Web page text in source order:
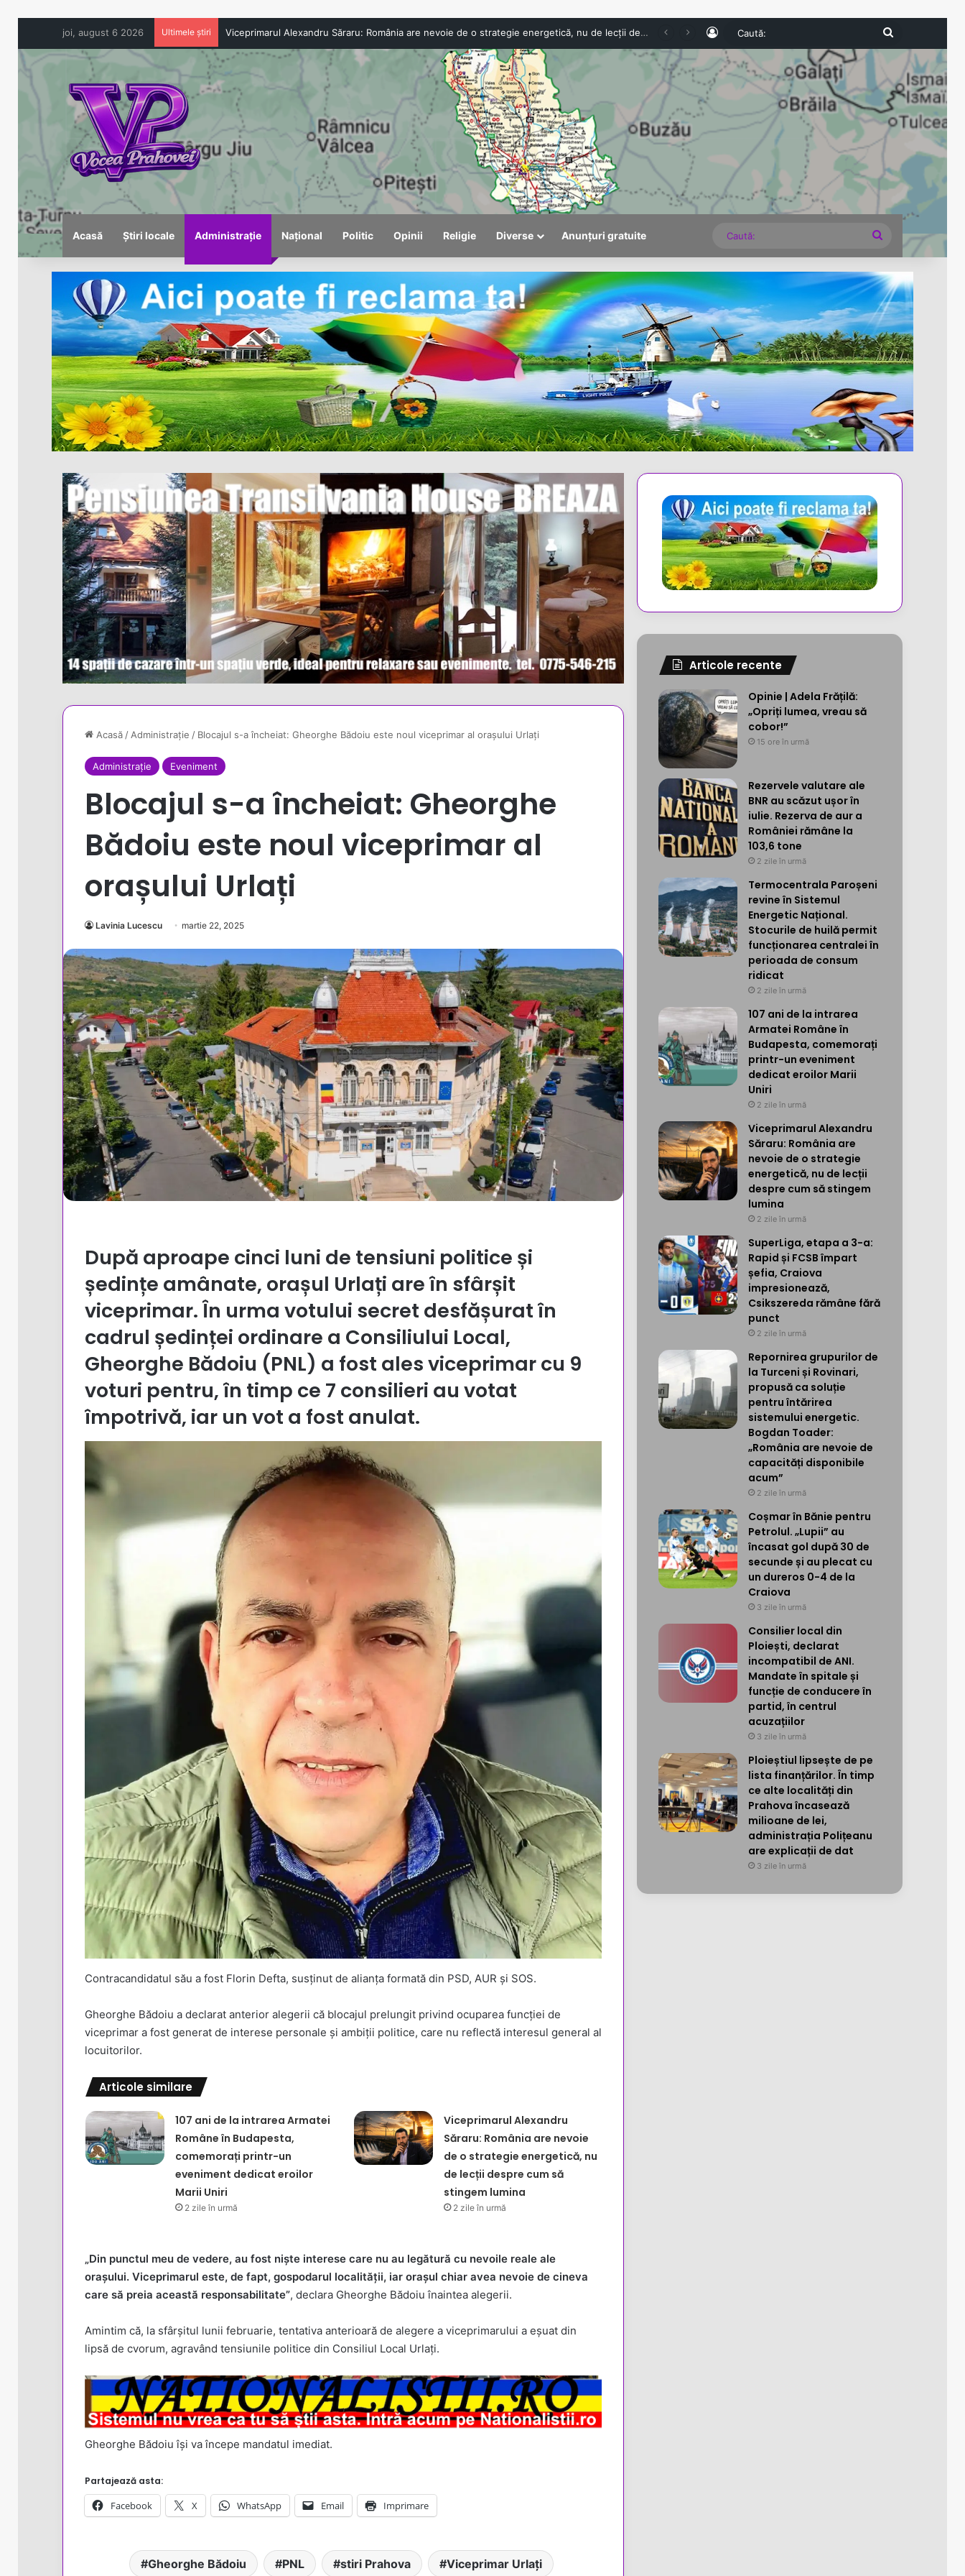
joi, august 6 2026 Ultimele știri Viceprimarul Alexandru Săraru: România are nevoie de o strategie energetică, nu de lecții despre cum să stingem lumina Log In Caută:
Acasă Știri locale Administrație Național Politic Opinii Religie Diverse Anunțuri gratuite Caută:
Acasă/Administrație / Blocajul s-a încheiat: Gheorghe Bădoiu este noul viceprimar al orașului Urlați
Administrație Eveniment
Blocajul s-a încheiat: Gheorghe
Bădoiu este noul viceprimar al
orașului Urlați
Lavinia Lucescu martie 22, 2025
După aproape cinci luni de tensiuni politice și
ședințe amânate, orașul Urlați are în sfârșit
viceprimar. În urma votului secret desfășurat în
cadrul ședinței ordinare a Consiliului Local,
Gheorghe Bădoiu (PNL) a fost ales viceprimar cu 9
voturi pentru, în timp ce 7 consilieri au votat
împotrivă, iar un vot a fost anulat.
Contracandidatul său a fost Florin Defta, susținut de alianța formată din PSD, AUR și SOS.
Gheorghe Bădoiu a declarat anterior alegerii că blocajul prelungit privind ocuparea funcției de
viceprimar a fost generat de interese personale și ambiții politice, care nu reflectă interesul general al
locuitorilor.
Articole similare
107 ani de la intrarea Armatei
Române în Budapesta,
comemorați printr-un
eveniment dedicat eroilor
Marii Uniri
2 zile în urmă
Viceprimarul Alexandru
Săraru: România are nevoie
de o strategie energetică, nu
de lecții despre cum să
stingem lumina
2 zile în urmă
„Din punctul meu de vedere, au fost niște interese care nu au legătură cu nevoile reale ale
orașului. Viceprimarul este, de fapt, gospodarul localității, iar orașul chiar avea nevoie de cineva
care să preia această responsabilitate”, declara Gheorghe Bădoiu înaintea alegerii.
Amintim că, la sfârșitul lunii februarie, tentativa anterioară de alegere a viceprimarului a eșuat din
lipsă de cvorum, agravând tensiunile politice din Consiliul Local Urlați.
Gheorghe Bădoiu își va începe mandatul imediat.
Partajează asta:
Facebook X WhatsApp Email Imprimare
Gheorghe Bădoiu PNL stiri Prahova Viceprimar Urlați
Articole recente
Opinie | Adela Frățilă:
„Opriți lumea, vreau să
cobor!”
15 ore în urmă
Rezervele valutare ale
BNR au scăzut ușor în
iulie. Rezerva de aur a
României rămâne la
103,6 tone
2 zile în urmă
Termocentrala Paroșeni
revine în Sistemul
Energetic Național.
Stocurile de huilă permit
funcționarea centralei în
perioada de consum
ridicat
2 zile în urmă
107 ani de la intrarea
Armatei Române în
Budapesta, comemorați
printr-un eveniment
dedicat eroilor Marii
Uniri
2 zile în urmă
Viceprimarul Alexandru
Săraru: România are
nevoie de o strategie
energetică, nu de lecții
despre cum să stingem
lumina
2 zile în urmă
SuperLiga, etapa a 3-a:
Rapid și FCSB împart
șefia, Craiova
impresionează,
Csikszereda rămâne fără
punct
2 zile în urmă
Repornirea grupurilor de
la Turceni și Rovinari,
propusă ca soluție
pentru întărirea
sistemului energetic.
Bogdan Toader:
„România are nevoie de
capacități disponibile
acum”
2 zile în urmă
Coșmar în Bănie pentru
Petrolul. „Lupii” au
încasat gol după 30 de
secunde și au plecat cu
un dureros 0-4 de la
Craiova
3 zile în urmă
Consilier local din
Ploiești, declarat
incompatibil de ANI.
Mandate în spitale și
funcție de conducere în
partid, în centrul
acuzațiilor
3 zile în urmă
Ploieștiul lipsește de pe
lista finanțărilor. În timp
ce alte localități din
Prahova încasează
milioane de lei,
administrația Polițeanu
are explicații de dat
3 zile în urmă